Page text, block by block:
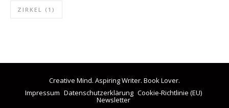
ZIRKEL (1)
Creative Mind. Aspiring Writer. Book Lover.
Impressum Datenschutzerklärung Cookie-Richtlinie (EU)
Newsletter